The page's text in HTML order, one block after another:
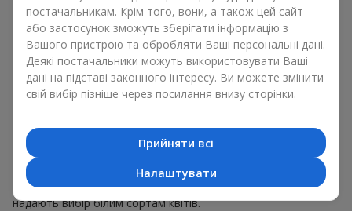
Букет з орхідей універсальний і може підійти будь-кому. Їх
даруютькоханим жінками,мамі,дівчині, дружині, сестрі,
подрузі,
колезі або бізнес-партнеру
. Сьогодні можна орхідеї
купити недорого, а тому шансів зробити бажаний
подарунок стає ще більше.
особливої події: річниць,побачень,днів народженнята
навіть
.
Для романтики обирають ніжну екзотику — букет з орхідей
в рожевих та фіолетових тонах. Длявесільних букетів
надають вибір білим сортам квітів.
постачальникам. Крім того, вони, а також цей сайт
або застосунок зможуть зберігати інформацію з
Вашого пристрою та обробляти Ваші персональні дані.
Деякі постачальники можуть використовувати Ваші
дані на підставі законного інтересу. Ви можете змінити
свій вибір пізніше через посилання внизу сторінки.
Прийняти всі
Налаштувати